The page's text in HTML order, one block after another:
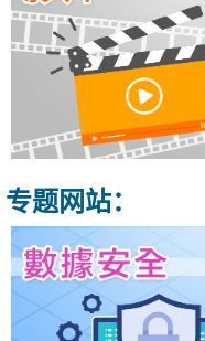
专题网站：